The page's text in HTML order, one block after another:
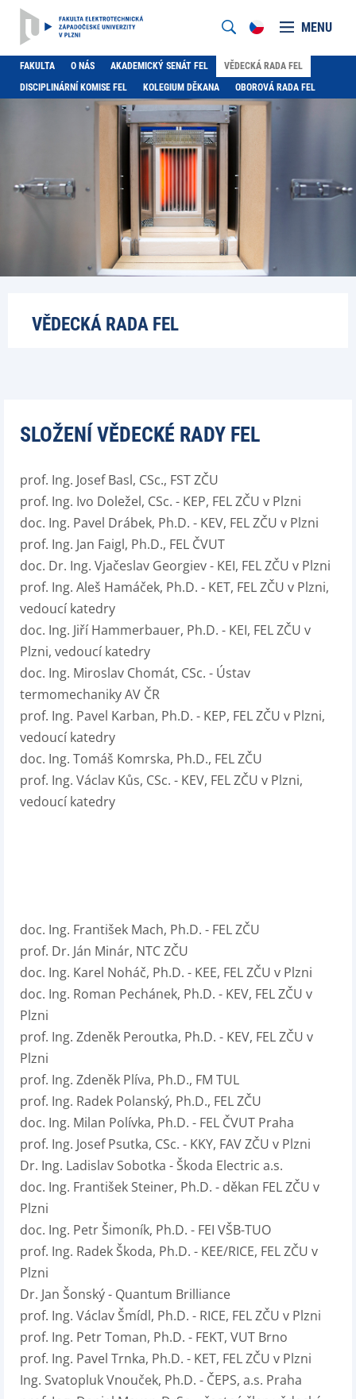
MENU
FAKULTA O NÁS AKADEMICKÝ SENÁT FEL
VĚDECKÁ RADA FEL
DISCIPLINÁRNÍ KOMISE FEL
KOLEGIUM DĚKANA OBOROVÁ RADA FEL
VĚDECKÁ RADA FEL
SLOŽENÍ VĚDECKÉ RADY FEL
prof. Ing. Josef Basl, CSc., FST ZČU
prof. Ing. Ivo Doležel, CSc. - KEP, FEL ZČU v Plzni
doc. Ing. Pavel Drábek, Ph.D. - KEV, FEL ZČU v Plzni
prof. Ing. Jan Faigl, Ph.D., FEL ČVUT
doc. Dr. Ing. Vjačeslav Georgiev - KEI, FEL ZČU v Plzni
prof. Ing. Aleš Hamáček, Ph.D. - KET, FEL ZČU v Plzni,
vedoucí katedry
doc. Ing. Jiří Hammerbauer, Ph.D. - KEI, FEL ZČU v
Plzni, vedoucí katedry
doc. Ing. Miroslav Chomát, CSc. - Ústav
termomechaniky AV ČR
prof. Ing. Pavel Karban, Ph.D. - KEP, FEL ZČU v Plzni,
vedoucí katedry
doc. Ing. Tomáš Komrska, Ph.D., FEL ZČU
prof. Ing. Václav Kůs, CSc. - KEV, FEL ZČU v Plzni,
vedoucí katedry
doc. Ing. František Mach, Ph.D. - FEL ZČU
prof. Dr. Ján Minár, NTC ZČU
doc. Ing. Karel Noháč, Ph.D. - KEE, FEL ZČU v Plzni
doc. Ing. Roman Pechánek, Ph.D. - KEV, FEL ZČU v
Plzni
prof. Ing. Zdeněk Peroutka, Ph.D. - KEV, FEL ZČU v
Plzni
prof. Ing. Zdeněk Plíva, Ph.D., FM TUL
prof. Ing. Radek Polanský, Ph.D., FEL ZČU
doc. Ing. Milan Polívka, Ph.D. - FEL ČVUT Praha
prof. Ing. Josef Psutka, CSc. - KKY, FAV ZČU v Plzni
Dr. Ing. Ladislav Sobotka - Škoda Electric a.s.
doc. Ing. František Steiner, Ph.D. - děkan FEL ZČU v
Plzni
doc. Ing. Petr Šimoník, Ph.D. - FEI VŠB-TUO
prof. Ing. Radek Škoda, Ph.D. - KEE/RICE, FEL ZČU v
Plzni
Dr. Jan Šonský - Quantum Brilliance
prof. Ing. Václav Šmídl, Ph.D. - RICE, FEL ZČU v Plzni
prof. Ing. Petr Toman, Ph.D. - FEKT, VUT Brno
prof. Ing. Pavel Trnka, Ph.D. - KET, FEL ZČU v Plzni
Ing. Svatopluk Vnouček, Ph.D. - ČEPS, a.s. Praha